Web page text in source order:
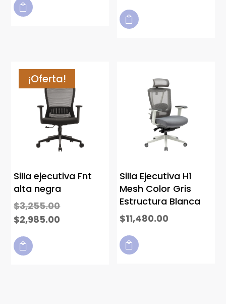


¡Oferta!
Silla ejecutiva Fnt
alta negra
$3,255.00
$2,985.00

Silla Ejecutiva H1
Mesh Color Gris
Estructura Blanca
$11,480.00
